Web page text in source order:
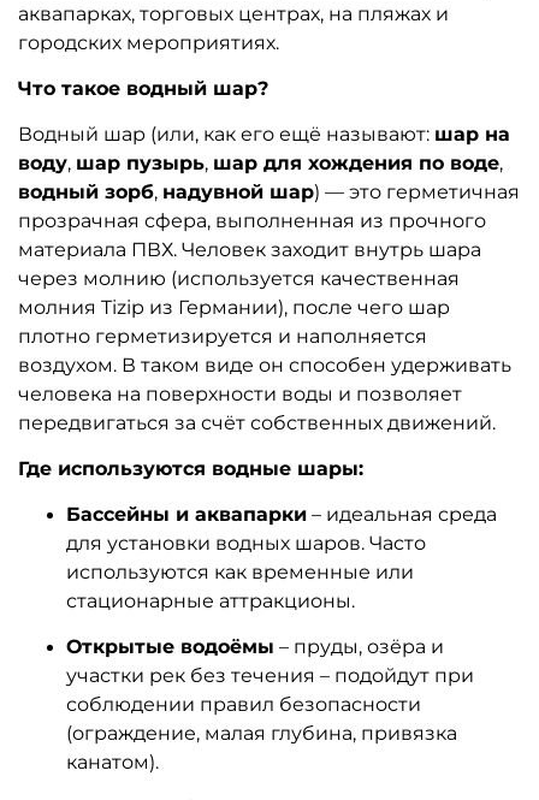
аквапарках, торговых центрах, на пляжах и
городских мероприятиях.
Что такое водный шар?
Водный шар (или, как его ещё называют: шар на
воду, шар пузырь, шар для хождения по воде,
водный зорб, надувной шар) — это герметичная
прозрачная сфера, выполненная из прочного
материала ПВХ. Человек заходит внутрь шара
через молнию (используется качественная
молния Tizip из Германии), после чего шар
плотно герметизируется и наполняется
воздухом. В таком виде он способен удерживать
человека на поверхности воды и позволяет
передвигаться за счёт собственных движений.
Где используются водные шары:
Бассейны и аквапарки – идеальная среда
для установки водных шаров. Часто
используются как временные или
стационарные аттракционы.
Открытые водоёмы – пруды, озёра и
участки рек без течения – подойдут при
соблюдении правил безопасности
(ограждение, малая глубина, привязка
канатом).